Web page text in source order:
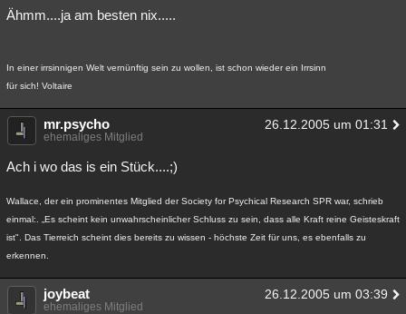
Ähmm....ja am besten nix.....
In einer irrsinnigen Welt vernünftig sein zu wollen, ist schon wieder ein Irrsinn
für sich! Voltaire
mr.psycho 26.12.2005 um 01:31
ehemaliges Mitglied
Ach i wo das is ein Stück....;)
Wallace, der ein prominentes Mitglied der Society for Psychical Research SPR war, schrieb
einmal:. „Es scheint kein unwahrscheinlicher Schluss zu sein, dass alle Kraft reine Geisteskraft
ist". Das Tierreich scheint dies bereits zu wissen - höchste Zeit für uns, es ebenfalls zu
erkennen.
joybeat 26.12.2005 um 03:39
ehemaliges Mitglied